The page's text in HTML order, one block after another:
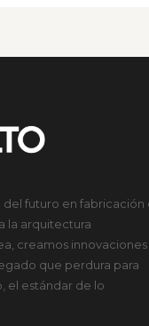
del futuro en fabricación
la arquitectura
creamos innovaciones
que perdura para
el estándar de lo